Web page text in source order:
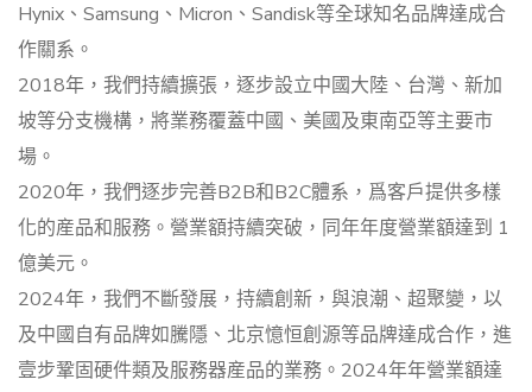
Hynix、Samsung、Micron、Sandisk等全球知名品牌達成合
作關系。
2018年，我們持續擴張，逐步設立中國大陸、台灣、新加
坡等分支機構，將業務覆蓋中國、美國及東南亞等主要市
場。
2020年，我們逐步完善B2B和B2C體系，爲客戶提供多樣
化的産品和服務。營業額持續突破，同年年度營業額達到 1
億美元。
2024年，我們不斷發展，持續創新，與浪潮、超聚變，以
及中國自有品牌如騰隱、北京憶恒創源等品牌達成合作，進
壹步鞏固硬件類及服務器産品的業務。2024年年營業額達